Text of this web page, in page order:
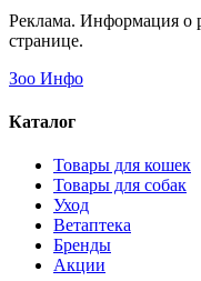
Реклама. Информация о
странице.
Зоо Инфо
Каталог
Товары для кошек
Товары для собак
Уход
Ветаптека
Бренды
Акции